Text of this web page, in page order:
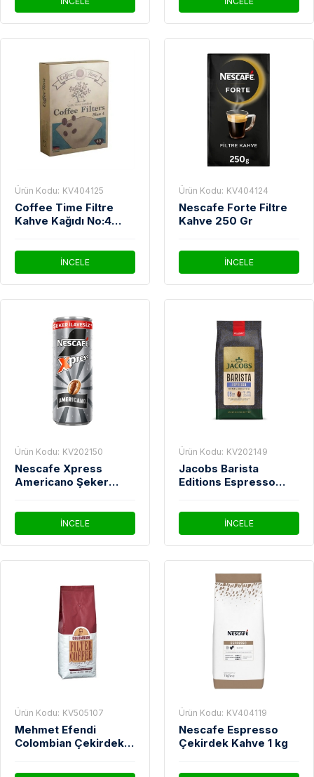
Ürün Kodu: KV404125
Coffee Time Filtre
Kahve Kağıdı No:4
İNCELE
Ürün Kodu: KV404124
Nescafe Forte Filtre
Kahve 250 Gr
İNCELE
Ürün Kodu: KV202150
Nescafe Xpress
Americano Şeker
İNCELE
Ürün Kodu: KV202149
Jacobs Barista
Editions Espresso
İNCELE
Ürün Kodu: KV505107
Mehmet Efendi
Colombian Çekirdek
Ürün Kodu: KV404119
Nescafe Espresso
Çekirdek Kahve 1 kg